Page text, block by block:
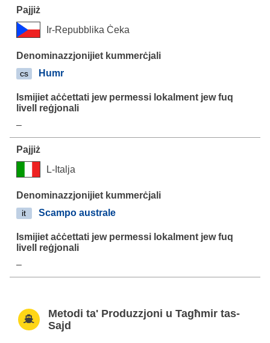
Ir-Repubblika Ċeka
cs Humr
–
L-Italja
it Scampo australe
–
Metodi ta' Produzzjoni u Tagħmir tas-
Sajd